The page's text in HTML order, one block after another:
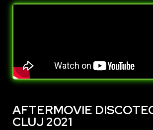
AFTERMOVIE
CLUJ 2021